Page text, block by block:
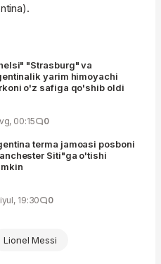
"Strasburg" va
yarim himoyachi
o'z safiga qo'shib oldi
00:15 0
terma jamoasi posboni
Siti"ga o'tishi
19:30 0
Lionel Messi